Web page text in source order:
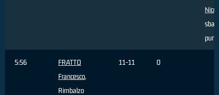
punti
5:56
FRATTO
Francesco,
Rimbalzo
11-11 0